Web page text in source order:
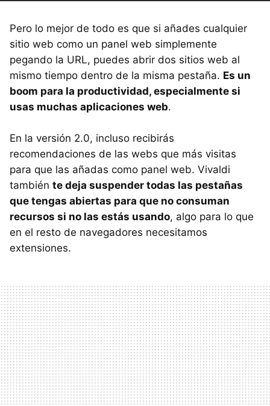
Pero lo mejor de todo es que si añades cualquier
sitio web como un panel web simplemente
pegando la URL, puedes abrir dos sitios web al
mismo tiempo dentro de la misma pestaña. Es un
boom para la productividad, especialmente si
usas muchas aplicaciones web.
En la versión 2.0, incluso recibirás
recomendaciones de las webs que más visitas
para que las añadas como panel web. Vivaldi
también te deja suspender todas las pestañas
que tengas abiertas para que no consuman
recursos si no las estás usando, algo para lo que
en el resto de navegadores necesitamos
extensiones.